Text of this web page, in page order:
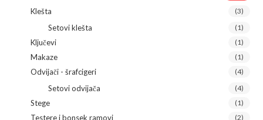
Klešta (3)
Setovi klešta (1)
Ključevi (1)
Makaze (1)
Odvijači - šrafcigeri (4)
Setovi odvijača (4)
Stege (1)
Testere i bonsek ramovi (2)